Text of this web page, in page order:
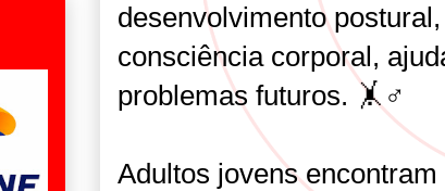
desenvolvimento
consciência corporal,
problemas futuros. 🤸♂️
Adultos jovens